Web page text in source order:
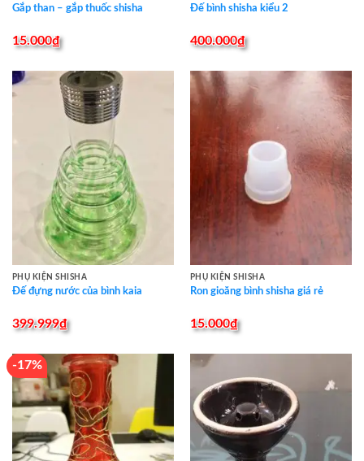
Gắp than – gắp thuốc shisha
15.000₫
Đế bình shisha kiểu 2
400.000₫
PHỤ KIỆN SHISHA
Đế đựng nước của bình kaia
399.999₫
PHỤ KIỆN SHISHA
Ron gioăng bình shisha giá rẻ
15.000₫
-17%